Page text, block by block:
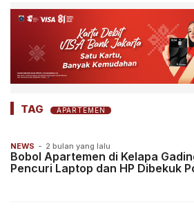
TAG APARTEMEN
NEWS - 2 bulan yang lalu
Bobol Apartemen di Kelapa
Pencuri Laptop dan HP Dibekuk